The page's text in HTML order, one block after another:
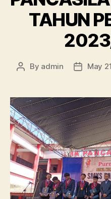
TAHUN
By admin May